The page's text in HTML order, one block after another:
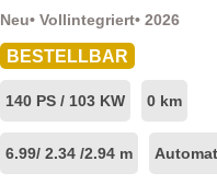
Neu• Vollintegriert• 2026
BESTELLBAR
140 PS / 103 KW 0 km
6.99/ 2.34 /2.94 m